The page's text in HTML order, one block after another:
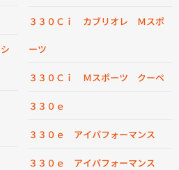
３３０Ｃｉ カブリオレ Ｍスポ
ーツ
３３０Ｃｉ Ｍスポーツ クーペ
３３０ｅ
３３０ｅ アイパフォーマンス
３３０ｅ アイパフォーマンス